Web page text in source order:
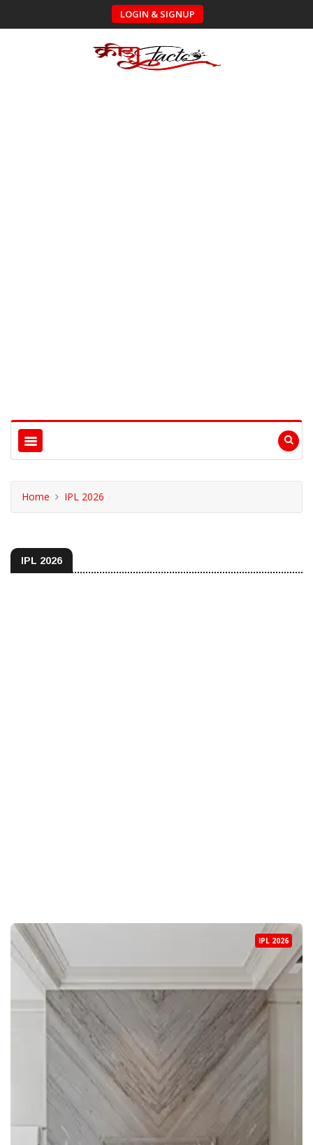
LOGIN & SIGNUP
Home IPL 2026
IPL 2026
IPL 2026